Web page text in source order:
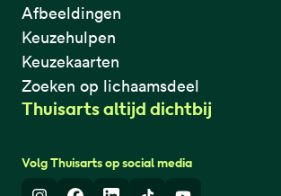
Afbeeldingen
Keuzehulpen
Keuzekaarten
Zoeken op lichaamsdeel
Thuisarts altijd dichtbij
Volg Thuisarts op social media